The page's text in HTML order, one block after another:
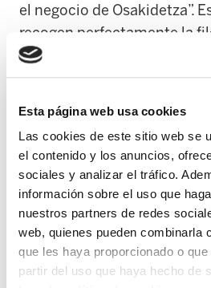
Esta página web usa cookies
Las cookies de este sitio web se
el contenido y los anuncios,
sociales y analizar el tráfico.
información sobre el uso que
nuestros partners de redes
web, quienes pueden combinarla
que les haya proporcionado o
partir del uso que haya hecho de
el negocio de Osakidetza”.
recogen perfectamente la
Osakidetza; quieren que la
fuente de negocio. Un
tres ejemplos:
Garbialdi: Ha tenido un
acumulado los últimos
1.518.797 euros.
para Osakidetza
de euros anuales.